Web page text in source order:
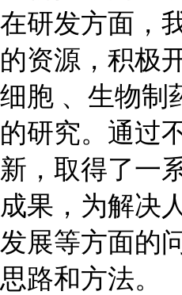
在研发方面，
的资源，积极
细胞 、生物制
的研究。通过
新，取得了一
成果，为解决
发展等方面的
思路和方法。